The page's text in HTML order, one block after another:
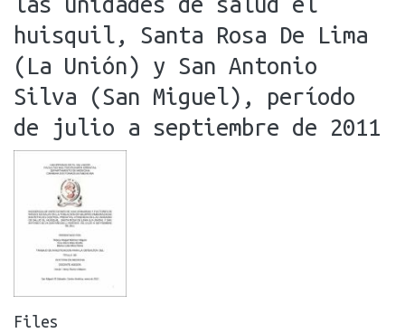
huisquil, Santa Rosa De Lima
(La Unión) y San Antonio
Silva (San Miguel), período
de julio a septiembre de 2011
Files